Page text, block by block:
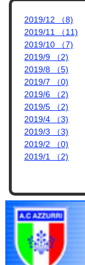
2019/12 （8)
2019/11 （11)
2019/10 （7)
2019/9 （2)
2019/8 （5)
2019/7 （0)
2019/6 （2)
2019/5 （2)
2019/4 （3)
2019/3 （3)
2019/2 （0)
2019/1 （2)